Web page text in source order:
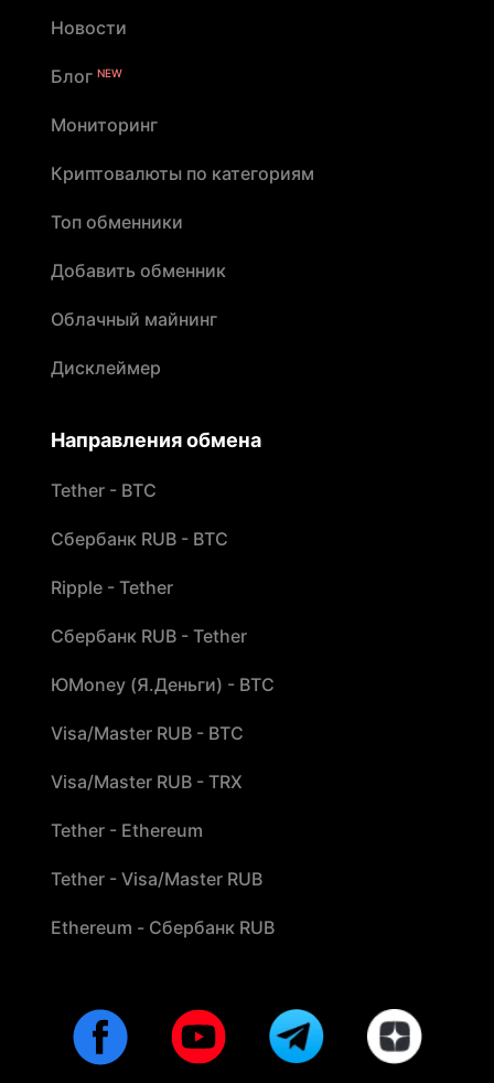
Новости
Блог NEW
Мониторинг
Криптовалюты по категориям
Топ обменники
Добавить обменник
Облачный майнинг
Дисклеймер
Направления обмена
Tether - BTC
Сбербанк RUB - BTC
Ripple - Tether
Сбербанк RUB - Tether
ЮMoney (Я.Деньги) - BTC
Visa/Master RUB - BTC
Visa/Master RUB - TRX
Tether - Ethereum
Tether - Visa/Master RUB
Ethereum - Сбербанк RUB